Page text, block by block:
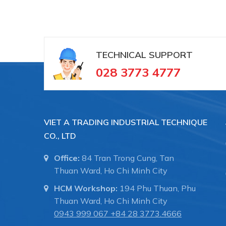
Máy móc và Kỹ thuật Nhà máy:
Máy móc / Ô tô
Đóng tàu và thiết bị hàng hải
Sản xuất công nghiệp
TECHNICAL SUPPORT
028 3773 4777
VIET A TRADING INDUSTRIAL TECHNIQUE
CO., LTD
Office: 84 Tran Trong Cung, Tan
Thuan Ward, Ho Chi Minh City
HCM Workshop: 194 Phu Thuan, Phu
Thuan Ward, Ho Chi Minh City
0943 999 067 +84 28 3773.4666